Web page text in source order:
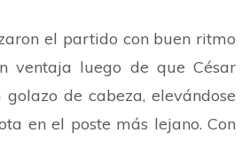
el partido con buen ritmo
ventaja luego de que César
de cabeza, elevándose
en el poste más lejano. Con